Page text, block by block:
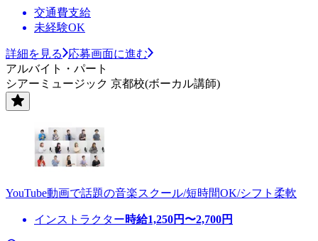
交通費支給
未経験OK
詳細を見る
応募画面に進む
アルバイト・パート
シアーミュージック 京都校(ボーカル講師)
YouTube動画で話題の音楽スクール/短時間OK/シフト柔軟
インストラクター時給1,250円〜2,700円